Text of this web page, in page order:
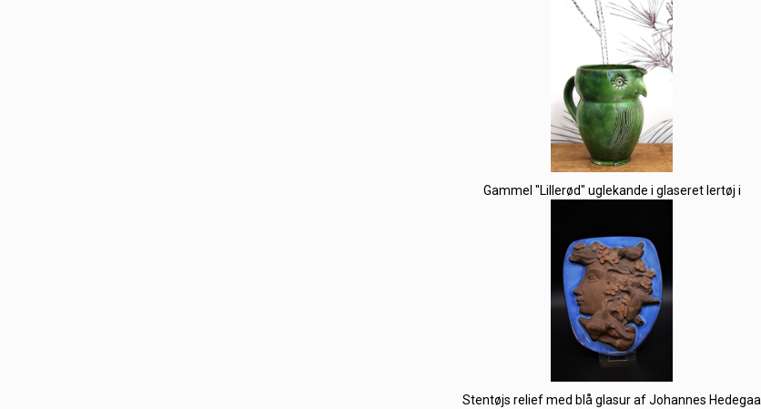
Gammel "Lillerød" uglekande i glaseret lertøj i
Stentøjs relief med blå glasur af Johannes Hedegaa